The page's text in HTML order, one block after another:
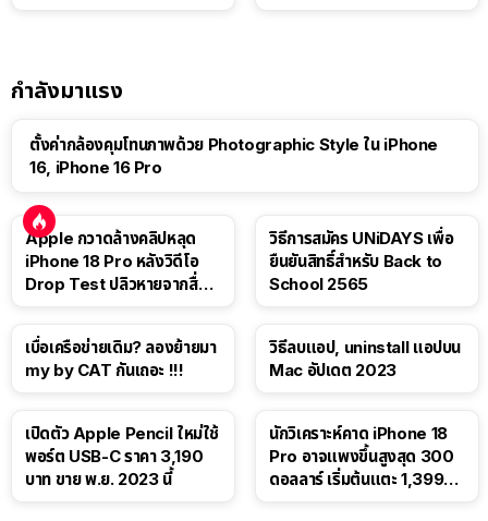
กำลังมาแรง
ตั้งค่ากล้องคุมโทนภาพด้วย Photographic Style ใน iPhone
16, iPhone 16 Pro
Apple กวาดล้างคลิปหลุด
iPhone 18 Pro หลังวิดีโอ
Drop Test ปลิวหายจากสื่อ
วิธีการสมัคร UNiDAYS เพื่อ
ยืนยันสิทธิ์สำหรับ Back to
School 2565
เบื่อเครือข่ายเดิม? ลองย้ายมา
my by CAT กันเถอะ !!!
วิธีลบแอป, uninstall แอปบน
Mac อัปเดต 2023
เปิดตัว Apple Pencil ใหม่ใช้
พอร์ต USB-C ราคา 3,190
บาท ขาย พ.ย. 2023 นี้
นักวิเคราะห์คาด iPhone 18
Pro อาจแพงขึ้นสูงสุด 300
ดอลลาร์ เริ่มต้นแตะ 1,399